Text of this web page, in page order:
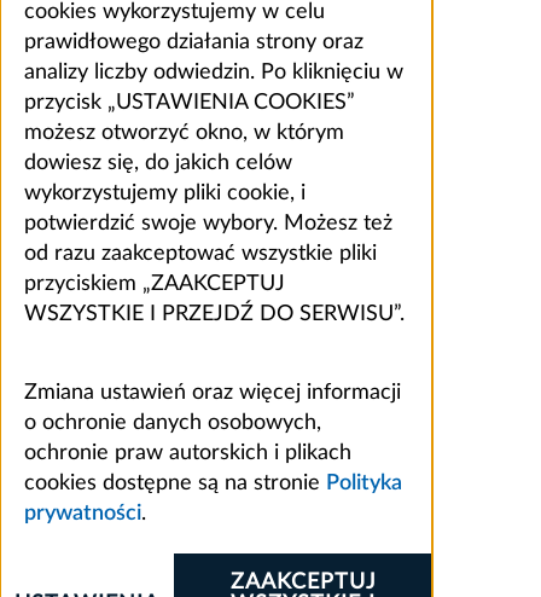
cookies wykorzystujemy w celu
prawidłowego działania strony oraz
analizy liczby odwiedzin. Po kliknięciu w
przycisk „USTAWIENIA COOKIES”
możesz otworzyć okno, w którym
dowiesz się, do jakich celów
wykorzystujemy pliki cookie, i
potwierdzić swoje wybory. Możesz też
od razu zaakceptować wszystkie pliki
przyciskiem „ZAAKCEPTUJ
WSZYSTKIE I PRZEJDŹ DO SERWISU”.
Zmiana ustawień oraz więcej informacji
o ochronie danych osobowych,
ochronie praw autorskich i plikach
cookies dostępne są na stronie Polityka
prywatności.
ZAAKCEPTUJ